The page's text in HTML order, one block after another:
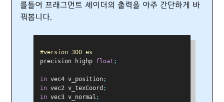
를들어 프래그먼트 셰이더의 출력을 아주 간단하게 바
꿔봅니다.
#version 300 es
precision highp float ;
in vec4 v_position;
in vec2 v_texCoord ;
in vec3 v_normal ;